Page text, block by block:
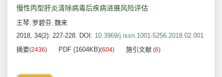
慢性丙型肝炎清除病毒后疾病进展风险评估
王琴, 罗碧芬, 魏来
2018, 34(2): 227-228. DOI: 10.3969/j.issn.1001-5256.2018.02.001
摘要(2436) PDF (1604KB)(604) 施引文献 (6)